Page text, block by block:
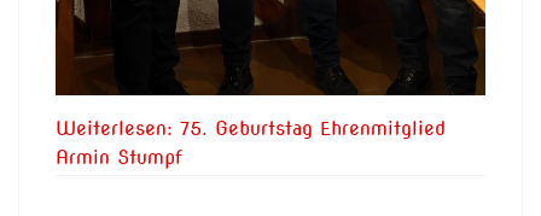
Weiterlesen: 75. Geburtstag Ehrenmitglied
Armin Stumpf